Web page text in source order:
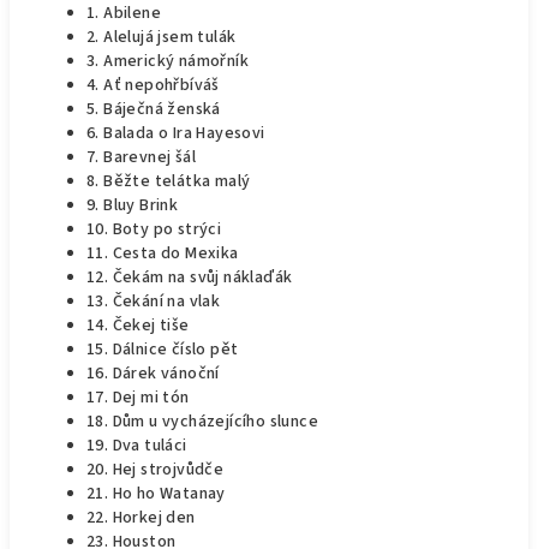
1. Abilene
2. Alelujá jsem tulák
3. Americký námořník
4. Ať nepohřbíváš
5. Báječná ženská
6. Balada o Ira Hayesovi
7. Barevnej šál
8. Běžte telátka malý
9. Bluy Brink
10. Boty po strýci
11. Cesta do Mexika
12. Čekám na svůj náklaďák
13. Čekání na vlak
14. Čekej tiše
15. Dálnice číslo pět
16. Dárek vánoční
17. Dej mi tón
18. Dům u vycházejícího slunce
19. Dva tuláci
20. Hej strojvůdče
21. Ho ho Watanay
22. Horkej den
23. Houston